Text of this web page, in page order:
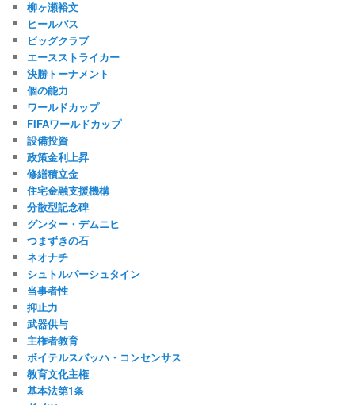
柳ヶ瀬裕文
ヒールパス
ビッグクラブ
エースストライカー
決勝トーナメント
個の能力
ワールドカップ
FIFAワールドカップ
設備投資
政策金利上昇
修繕積立金
住宅金融支援機構
分散型記念碑
グンター・デムニヒ
つまずきの石
ネオナチ
シュトルパーシュタイン
当事者性
抑止力
武器供与
主権者教育
ボイテルスバッハ・コンセンサス
教育文化主権
基本法第1条